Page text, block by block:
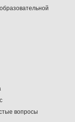
вопросы